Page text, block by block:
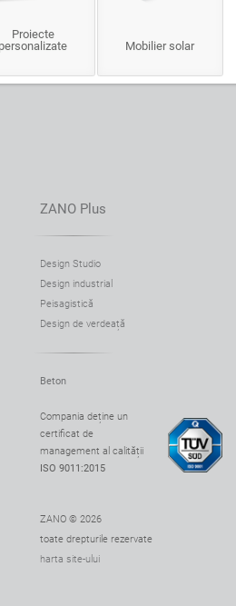
Proiecte
personalizate
Mobilier solar
ZANO Plus
Design Studio
Design industrial
Peisagistică
Design de verdeață
Beton
Compania deține un
certificat de
management al calității
ISO 9011:2015
ZANO © 2026
toate drepturile rezervate
harta site-ului